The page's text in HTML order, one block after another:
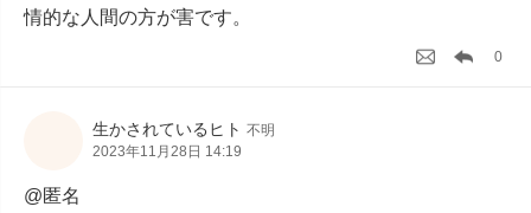
情的な人間の方が害です。
0
生かされているヒト 不明
2023年11月28日 14:19
@匿名